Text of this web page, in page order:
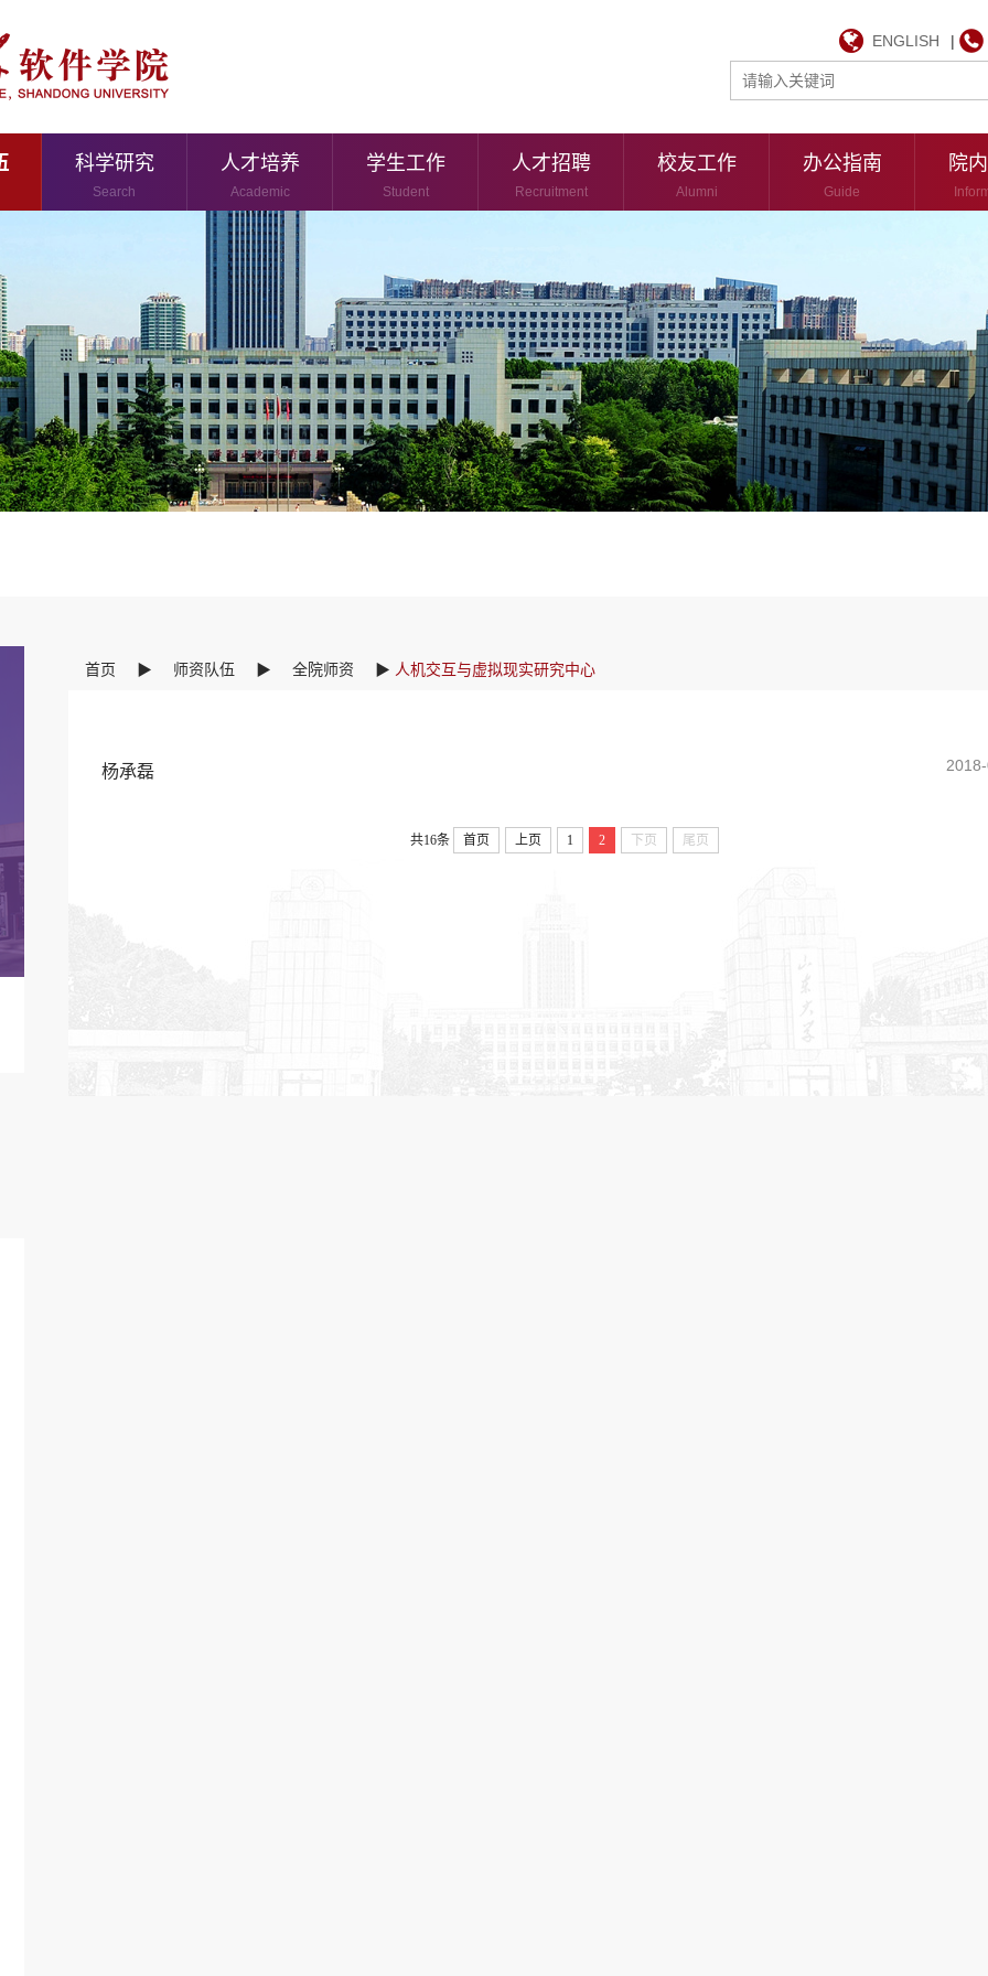
ENGLISH |
科学研究
Search
人才培养
Academic
学生工作
Student
人才招聘
Recruitment
校友工作
Alumni
办公指南
Guide
院
首页 ▶ 师资队伍 ▶ 全院师资 ▶ 人机交互与虚拟现实研究中心
杨承磊
共16条 首页 上页 1 2 下页 尾页